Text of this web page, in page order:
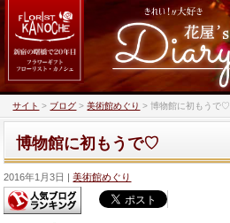
サイト > ブログ >美術館めぐり >博物館に初もうで♡
博物館に初もうで♡
2016年1月3日 美術館めぐり